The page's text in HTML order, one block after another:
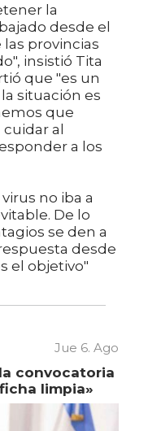
la
desde el
provincias
insistió Tita
que "es un
situación es
que
cuidar al
a los
no iba a
De lo
se den a
desde
el objetivo"
Jue 6. Ago
convocatoria
limpia»